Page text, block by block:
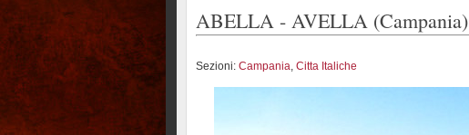
ABELLA - AVELLA (Campania)
Sezioni: Campania, Citta Italiche